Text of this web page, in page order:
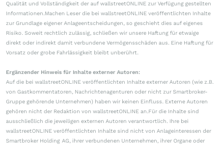
Qualität und Vollständigkeit der auf wallstreetONLINE zur Verfügung gestellten
Informationen.Machen Leser die bei wallstreetONLINE veröffentlichten Inhalte
zur Grundlage eigener Anlageentscheidungen, so geschieht dies auf eigenes
Risiko. Soweit rechtlich zulässig, schließen wir unsere Haftung für etwaige
direkt oder indirekt damit verbundene Vermögensschäden aus. Eine Haftung für
Vorsatz oder grobe Fahrlässigkeit bleibt unberührt.
Ergänzender Hinweis für Inhalte externer Autoren:
Auf die bei wallstreetONLINE veröffentlichten Inhalte externer Autoren (wie z.B.
von Gastkommentatoren, Nachrichtenagenturen oder nicht zur Smartbroker-
Gruppe gehörende Unternehmen) haben wir keinen Einfluss. Externe Autoren
gehören nicht der Redaktion von wallstreetONLINE an.Für die Inhalte sind
ausschließlich die jeweiligen externen Autoren verantwortlich. Ihre bei
wallstreetONLINE veröffentlichten Inhalte sind nicht von Anlageinteressen der
Smartbroker Holding AG, ihrer verbundenen Unternehmen, ihrer Organe oder